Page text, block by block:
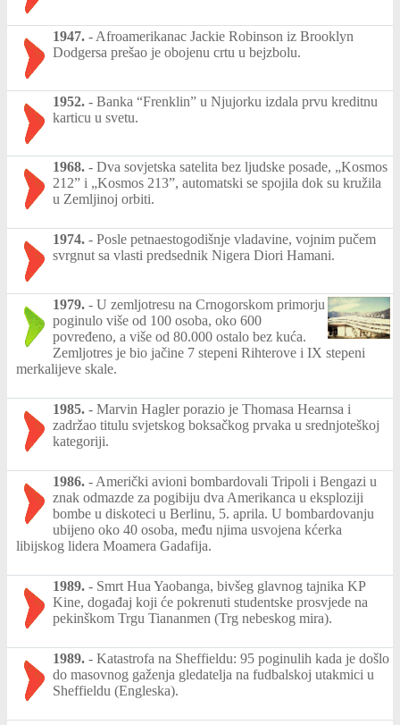
1947. - Afroamerikanac Jackie Robinson iz Brooklyn
Dodgersa prešao je obojenu crtu u bejzbolu.
1952. - Banka “Frenklin” u Njujorku izdala prvu kreditnu
karticu u svetu.
1968. - Dva sovjetska satelita bez ljudske posade, „Kosmos
212” i „Kosmos 213”, automatski se spojila dok su kružila
u Zemljinoj orbiti.
1974. - Posle petnaestogodišnje vladavine, vojnim pučem
svrgnut sa vlasti predsednik Nigera Diori Hamani.
1979. - U zemljotresu na Crnogorskom primorju
poginulo više od 100 osoba, oko 600
povređeno, a više od 80.000 ostalo bez kuća.
Zemljotres je bio jačine 7 stepeni Rihterove i IX stepeni
merkalijeve skale.
1985. - Marvin Hagler porazio je Thomasa Hearnsa i
zadržao titulu svjetskog boksačkog prvaka u srednjoteškoj
kategoriji.
1986. - Američki avioni bombardovali Tripoli i Bengazi u
znak odmazde za pogibiju dva Amerikanca u eksploziji
bombe u diskoteci u Berlinu, 5. aprila. U bombardovanju
ubijeno oko 40 osoba, među njima usvojena kćerka
libijskog lidera Moamera Gadafija.
1989. - Smrt Hua Yaobanga, bivšeg glavnog tajnika KP
Kine, događaj koji će pokrenuti studentske prosvjede na
pekinškom Trgu Tiananmen (Trg nebeskog mira).
1989. - Katastrofa na Sheffieldu: 95 poginulih kada je došlo
do masovnog gaženja gledatelja na fudbalskoj utakmici u
Sheffieldu (Engleska).